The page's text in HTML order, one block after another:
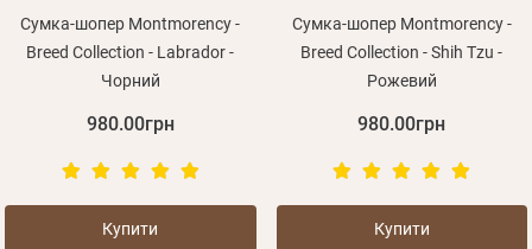
Сумка-шопер Montmorency -
Breed Collection - Labrador -
Чорний
980.00грн
Купити
Сумка-шопер Montmorency -
Breed Collection - Shih Tzu -
Рожевий
980.00грн
Купити